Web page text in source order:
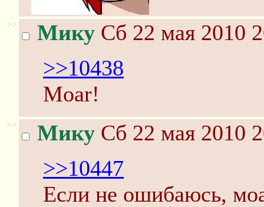
>> Мику Сб 22 мая 2010
>>10438
Moar!
>> Мику Сб 22 мая 2010
>>10447
Если не ошибаюсь,